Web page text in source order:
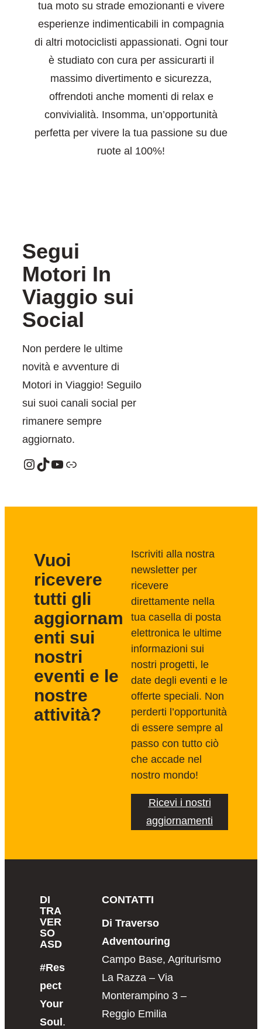
tua moto su strade emozionanti e vivere
esperienze indimenticabili in compagnia
di altri motociclisti appassionati. Ogni tour
è studiato con cura per assicurarti il
massimo divertimento e sicurezza,
offrendoti anche momenti di relax e
convivialità. Insomma, un’opportunità
perfetta per vivere la tua passione su due
ruote al 100%!
Segui
Motori In
Viaggio sui
Social
Non perdere le ultime
novità e avventure di
Motori in Viaggio! Seguilo
sui suoi canali social per
rimanere sempre
aggiornato.
Instagram
TikTok
YouTube
Link
Vuoi
ricevere
tutti gli
aggiornam
enti sui
nostri
eventi e le
nostre
attività?
Iscriviti alla nostra
newsletter per
ricevere
direttamente nella
tua casella di posta
elettronica le ultime
informazioni sui
nostri progetti, le
date degli eventi e le
offerte speciali. Non
perderti l’opportunità
di essere sempre al
passo con tutto ciò
che accade nel
nostro mondo!
Ricevi i nostri
aggiornamenti
DI
TRA
VER
SO
ASD
#Res
pect
Your
Soul .
CONTATTI
Di Traverso
Adventouring
Campo Base, Agriturismo
La Razza – Via
Monterampino 3 –
Reggio Emilia